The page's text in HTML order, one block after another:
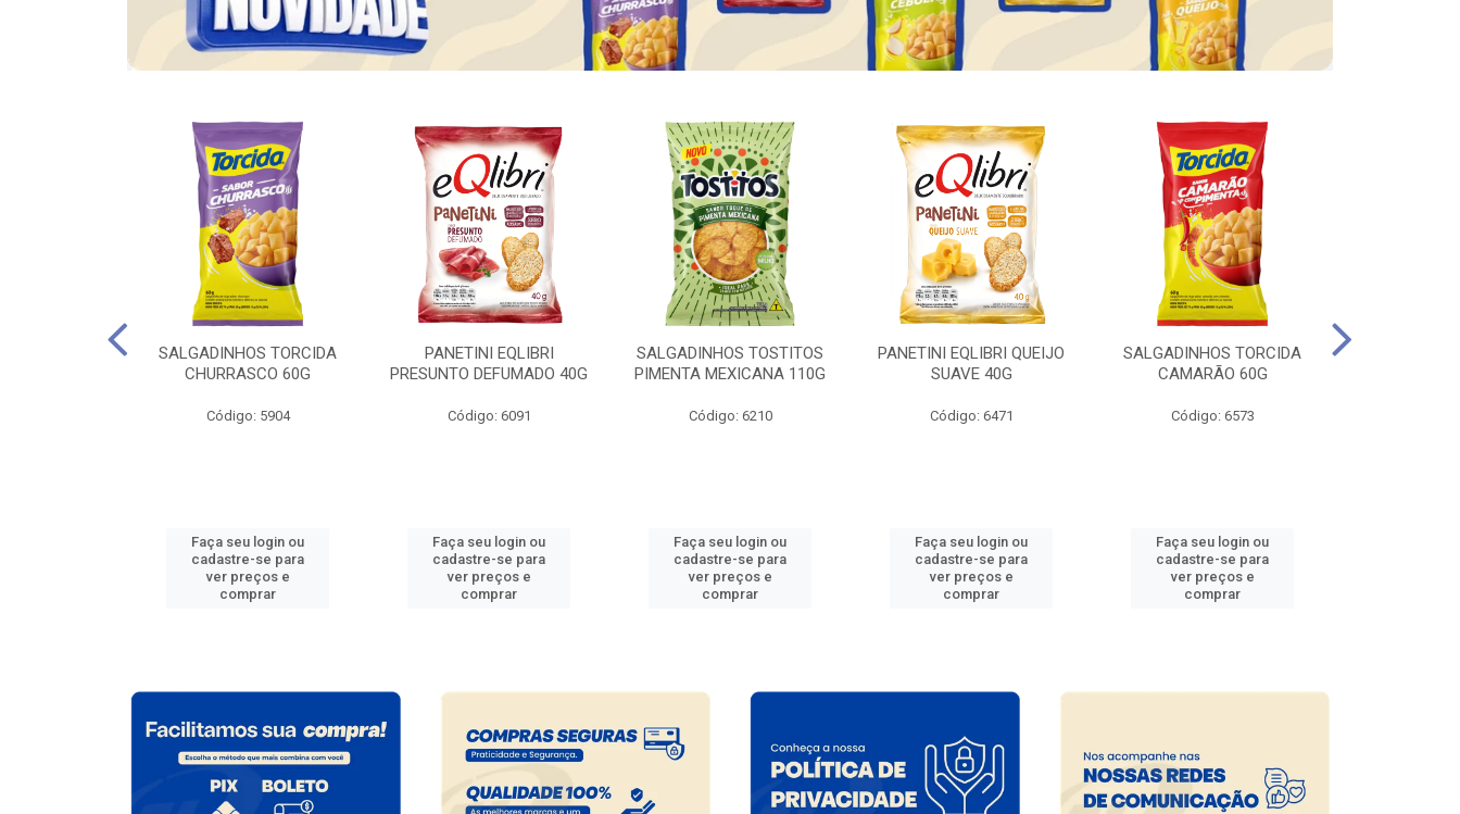
SALGADINHOS TORCIDA
CHURRASCO 60G
Código: 5904
Faça seu login ou
cadastre-se para
ver preços e
comprar
PANETINI EQLIBRI
PRESUNTO DEFUMADO 40G
Código: 6091
Faça seu login ou
cadastre-se para
ver preços e
comprar
SALGADINHOS TOSTITOS
PIMENTA MEXICANA 110G
Código: 6210
Faça seu login ou
cadastre-se para
ver preços e
comprar
PANETINI EQLIBRI QUEIJO
SUAVE 40G
Código: 6471
Faça seu login ou
cadastre-se para
ver preços e
comprar
SALGADINHOS TORCIDA
CAMARÃO 60G
Código: 6573
Faça seu login ou
cadastre-se para
ver preços e
comprar